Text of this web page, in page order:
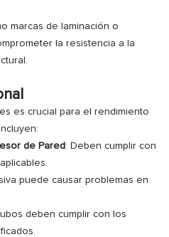
marcas de laminación o
la resistencia a la
es crucial para el rendimiento
de Pared: Deben cumplir con
puede causar problemas en
deben cumplir con los